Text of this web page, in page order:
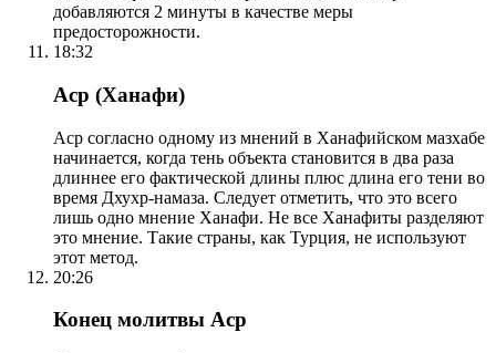
добавляются 2 минуты в качестве меры
предосторожности.
18:32
Аср (Ханафи)
Аср согласно одному из мнений в Ханафийском мазхабе
начинается, когда тень объекта становится в два раза
длиннее его фактической длины плюс длина его тени во
время Дхухр-намаза. Следует отметить, что это всего
лишь одно мнение Ханафи. Не все Ханафиты разделяют
это мнение. Такие страны, как Турция, не используют
этот метод.
20:26
Конец молитвы Аср